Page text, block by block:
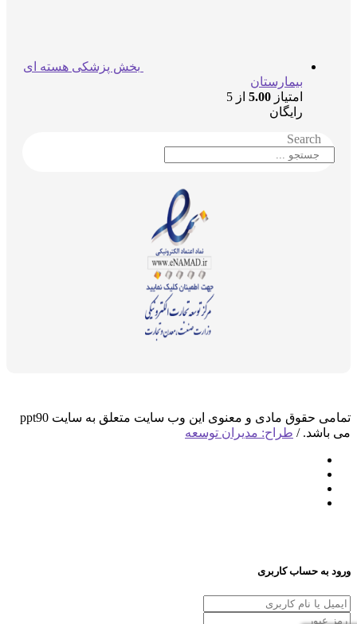
بخش پزشکی هسته ای
بیمارستان
امتیاز 5.00 از 5
رایگان
Search
تمامی حقوق مادی و معنوی این وب سایت متعلق به سایت ppt90
می باشد. / طراح: مدیران توسعه
ورود به حساب کاربری